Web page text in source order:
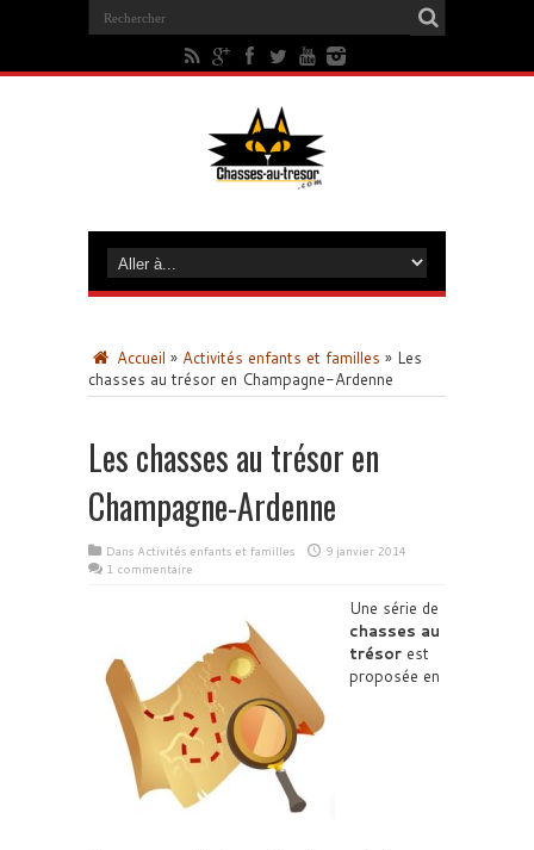
Accueil » Activités enfants et familles » Les
chasses au trésor en Champagne-Ardenne
Les chasses au trésor en
Champagne-Ardenne
Dans Activités enfants et familles
9 janvier 2014
1 commentaire
Une série de
chasses au
trésor est
proposée en